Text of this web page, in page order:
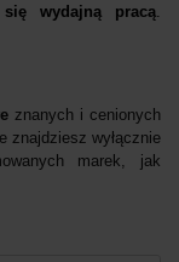
wydajną pracą
znanych i cenionych
znajdziesz wyłącznie
marek, jak